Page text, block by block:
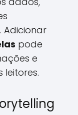
Adicionar
pode
e